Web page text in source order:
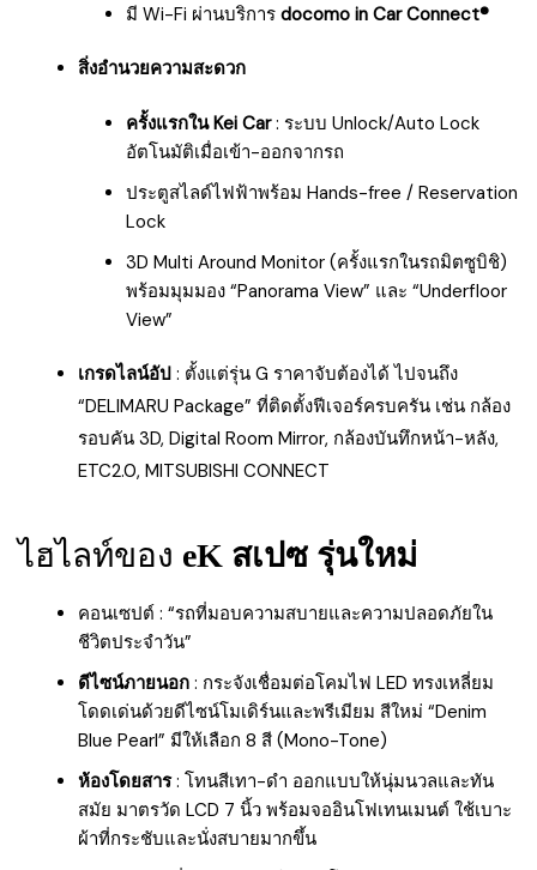
มี Wi-Fi ผ่านบริการ docomo in Car Connect®
สิ่งอำนวยความสะดวก
ครั้งแรกใน Kei Car: ระบบ Unlock/Auto Lock
อัตโนมัติเมื่อเข้า-ออกจากรถ
ประตูสไลด์ไฟฟ้าพร้อม Hands-free / Reservation
Lock
3D Multi Around Monitor (ครั้งแรกในรถมิตซูบิชิ)
พร้อมมุมมอง “Panorama View” และ “Underfloor
View”
เกรดไลน์อัป : ตั้งแต่รุ่น G ราคาจับต้องได้ ไปจนถึง
“DELIMARU Package” ที่ติดตั้งฟีเจอร์ครบครัน เช่น กล้อง
รอบคัน 3D, Digital Room Mirror, กล้องบันทึกหน้า-หลัง,
ETC2.0, MITSUBISHI CONNECT
ไฮไลท์ของ eK สเปซ รุ่นใหม่
คอนเซปต์ : “รถที่มอบความสบายและความปลอดภัยใน
ชีวิตประจำวัน”
ดีไซน์ภายนอก : กระจังเชื่อมต่อโคมไฟ LED ทรงเหลี่ยม
โดดเด่นด้วยดีไซน์โมเดิร์นและพรีเมียม สีใหม่ “Denim
Blue Pearl” มีให้เลือก 8 สี (Mono-Tone)
ห้องโดยสาร: โทนสีเทา-ดำ ออกแบบให้นุ่มนวลและทัน
สมัย มาตรวัด LCD 7 นิ้ว พร้อมจออินโฟเทนเมนต์ ใช้เบาะ
ผ้าที่กระชับและนั่งสบายมากขึ้น